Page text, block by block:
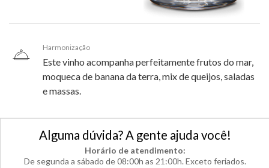
Harmonização
Este vinho acompanha perfeitamente frutos do mar,
moqueca de banana da terra, mix de queijos, saladas
e massas.
Alguma dúvida? A gente ajuda você!
Horário de atendimento:
De segunda a sábado de 08:00h as 21:00h. Exceto feriados.